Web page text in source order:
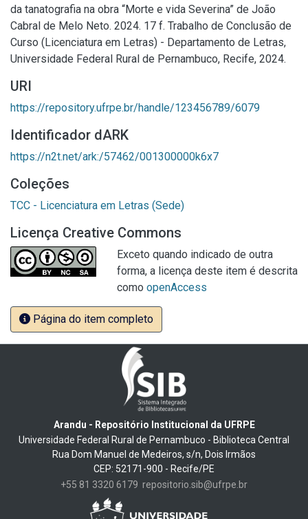
da tanatografia na obra “Morte e vida Severina” de João
Cabral de Melo Neto. 2024. 17 f. Trabalho de Conclusão de
Curso (Licenciatura em Letras) - Departamento de Letras,
Universidade Federal Rural de Pernambuco, Recife, 2024.
URI
https://repository.ufrpe.br/handle/123456789/6079
Identificador dARK
https://n2t.net/ark:/57462/001300000k6x7
Coleções
TCC - Licenciatura em Letras (Sede)
Licença Creative Commons
Exceto quando indicado de outra
forma, a licença deste item é descrita
como openAccess
Página do item completo
Arandu - Repositório Institucional da UFRPE
Universidade Federal Rural de Pernambuco - Biblioteca Central
Rua Dom Manuel de Medeiros, s/n, Dois Irmãos
CEP: 52171-900 - Recife/PE
+55 81 3320 6179 repositorio.sib@ufrpe.br